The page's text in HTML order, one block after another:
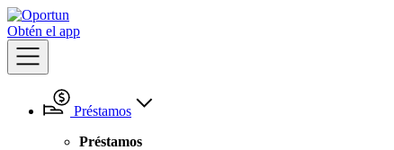
Obtén el app
Préstamos
Préstamos